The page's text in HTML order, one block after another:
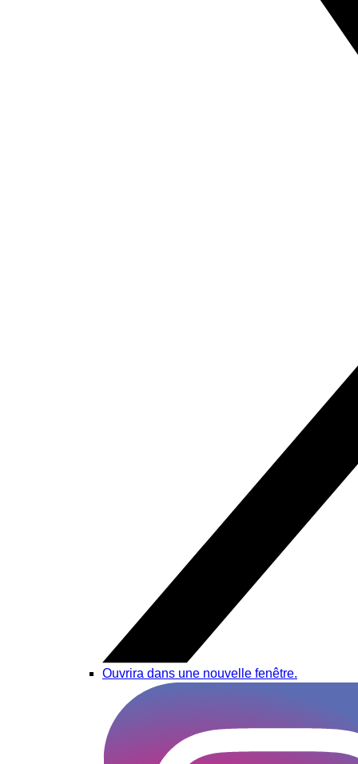
Ouvrira dans une nouvelle fenêtre.